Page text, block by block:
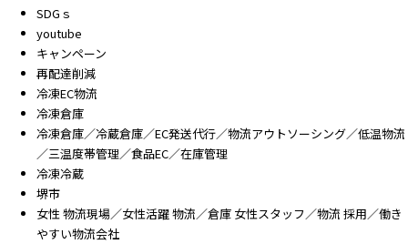
SDGｓ
youtube
キャンペーン
再配達削減
冷凍EC物流
冷凍倉庫
冷凍倉庫／冷蔵倉庫／EC発送代行／物流アウトソーシング／低温物流
／三温度帯管理／食品EC／在庫管理
冷凍冷蔵
堺市
女性 物流現場／女性活躍 物流／倉庫 女性スタッフ／物流 採用／働き
やすい物流会社